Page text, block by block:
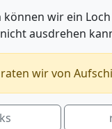
wir ein
ausdrehen
wir von